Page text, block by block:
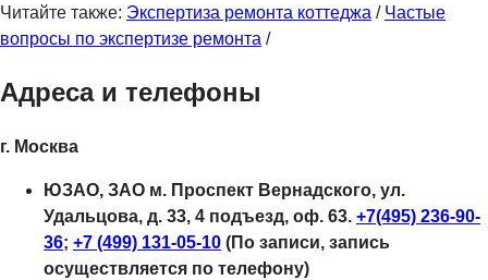
Читайте также: Экспертиза ремонта коттеджа / Частые
вопросы по экспертизе ремонта /
Адреса и телефоны
г. Москва
ЮЗАО, ЗАО м. Проспект Вернадского, ул.
Удальцова, д. 33, 4 подъезд, оф. 63. +7(495) 236-90-
36; +7 (499) 131-05-10 (По записи, запись
осуществляется по телефону)